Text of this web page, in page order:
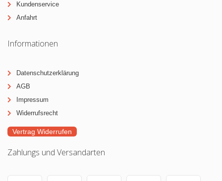
Kundenservice
Anfahrt
Informationen
Datenschutzerklärung
AGB
Impressum
Widerrufsrecht
Vertrag Widerrufen
Zahlungs und Versandarten